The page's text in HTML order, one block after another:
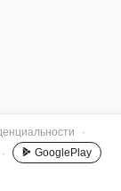
·
·
GooglePlay